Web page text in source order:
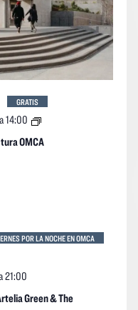
OMCA
a14:00
Paseo
charla
GRATIS
Green & The
21:00
POR LA NOCHE EN OMCA